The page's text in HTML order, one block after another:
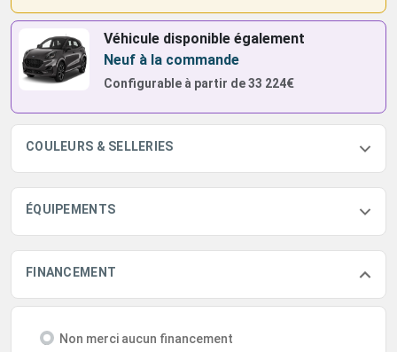
Véhicule disponible également
Neuf à la commande
Configurable à partir de33 224€
COULEURS & SELLERIES
ÉQUIPEMENTS
FINANCEMENT
Non merci aucun financement